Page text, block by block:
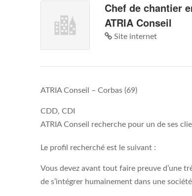
Chef de chantier
ATRIA Conseil
Site internet
ATRIA Conseil – Corbas (69)
CDD, CDI
ATRIA Conseil recherche pour un de ses
Le profil recherché est le suivant :
Vous devez avant tout faire preuve d’une
de s’intégrer humainement dans une